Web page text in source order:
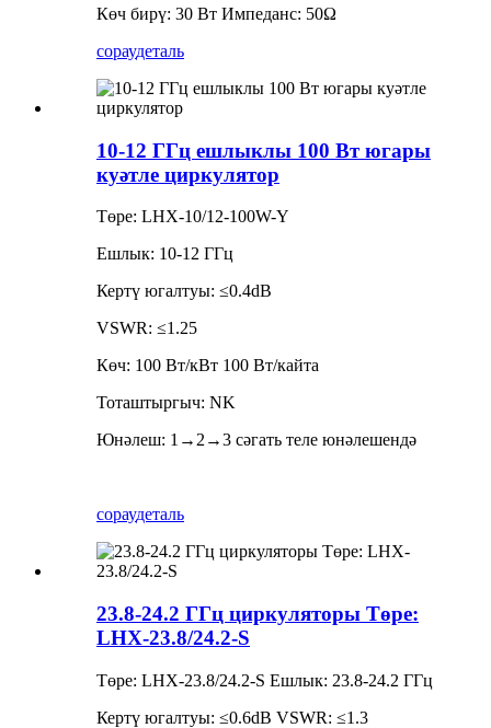
Көч бирү: 30 Вт Импеданс: 50Ω
сораудеталь
10-12 ГГц ешлыклы 100 Вт югары
куәтле циркулятор
Төре: LHX-10/12-100W-Y
Ешлык: 10-12 ГГц
Кертү югалтуы: ≤0.4dB
VSWR: ≤1.25
Көч: 100 Вт/кВт 100 Вт/кайта
Тоташтыргыч: NK
Юнәлеш: 1→2→3 сәгать теле юнәлешендә
сораудеталь
23.8-24.2 ГГц циркуляторы Төре:
LHX-23.8/24.2-S
Төре: LHX-23.8/24.2-S Ешлык: 23.8-24.2 ГГц
Кертү югалтуы: ≤0.6dB VSWR: ≤1.3